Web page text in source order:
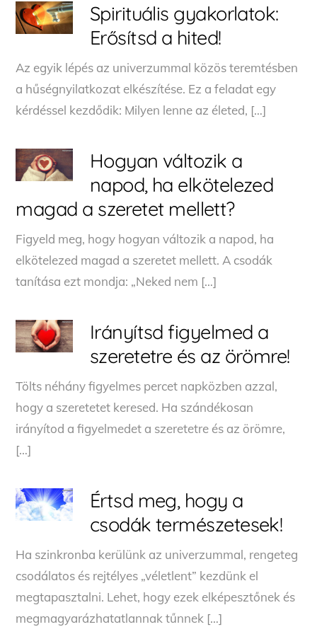
Spirituális gyakorlatok:
Erősítsd a hited!
Az egyik lépés az univerzummal közös teremtésben
a hűségnyilatkozat elkészítése. Ez a feladat egy
kérdéssel kezdődik: Milyen lenne az életed, […]
Hogyan változik a
napod, ha elkötelezed
magad a szeretet mellett?
Figyeld meg, hogy hogyan változik a napod, ha
elkötelezed magad a szeretet mellett. A csodák
tanítása ezt mondja: „Neked nem […]
Irányítsd figyelmed a
szeretetre és az örömre!
Tölts néhány figyelmes percet napközben azzal,
hogy a szeretetet keresed. Ha szándékosan
irányítod a figyelmedet a szeretetre és az örömre,
[…]
Értsd meg, hogy a
csodák természetesek!
Ha szinkronba kerülünk az univerzummal, rengeteg
csodálatos és rejtélyes „véletlent” kezdünk el
megtapasztalni. Lehet, hogy ezek elképesztőnek és
megmagyarázhatatlannak tűnnek […]